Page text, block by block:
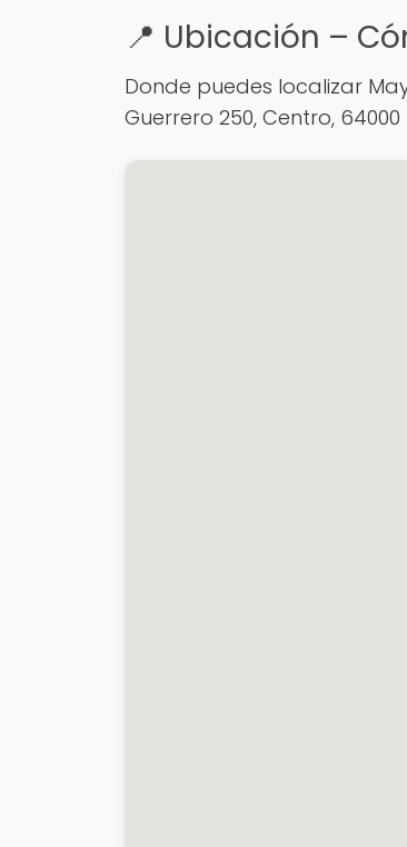
📍 Ubicación –
Donde puedes localizar
Guerrero 250, Centro, 64000